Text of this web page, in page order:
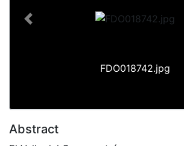
FDO018742.jpg
Previous
Abstract